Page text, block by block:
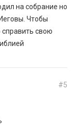
на собрание но
Чтобы
свою
#5